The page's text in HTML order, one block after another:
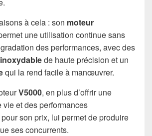
à cela : son moteur
une utilisation continue sans
des performances, avec des
de haute précision et un
qui la rend facile à manœuvrer.
V5000, en plus d’offrir une
vie et des performances
son prix, lui permet de produire
ses concurrents.